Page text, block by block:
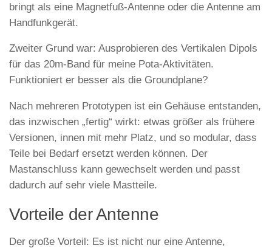
bringt als eine Magnetfuß-Antenne oder die Antenne am
Handfunkgerät.
Zweiter Grund war: Ausprobieren des Vertikalen Dipols
für das 20m-Band für meine Pota-Aktivitäten.
Funktioniert er besser als die Groundplane?
Nach mehreren Prototypen ist ein Gehäuse entstanden,
das inzwischen „fertig“ wirkt: etwas größer als frühere
Versionen, innen mit mehr Platz, und so modular, dass
Teile bei Bedarf ersetzt werden können. Der
Mastanschluss kann gewechselt werden und passt
dadurch auf sehr viele Mastteile.
Vorteile der Antenne
Der große Vorteil: Es ist nicht nur eine Antenne,